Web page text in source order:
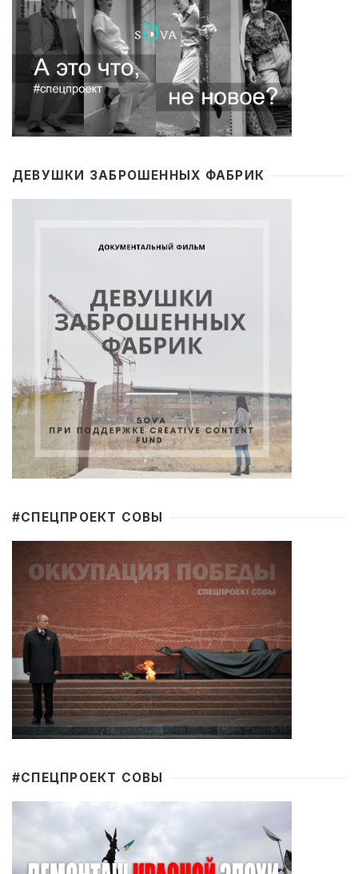
ДЕВУШКИ ЗАБРОШЕННЫХ ФАБРИК
#CПЕЦПРОЕКТ СОВЫ
#CПЕЦПРОЕКТ СОВЫ